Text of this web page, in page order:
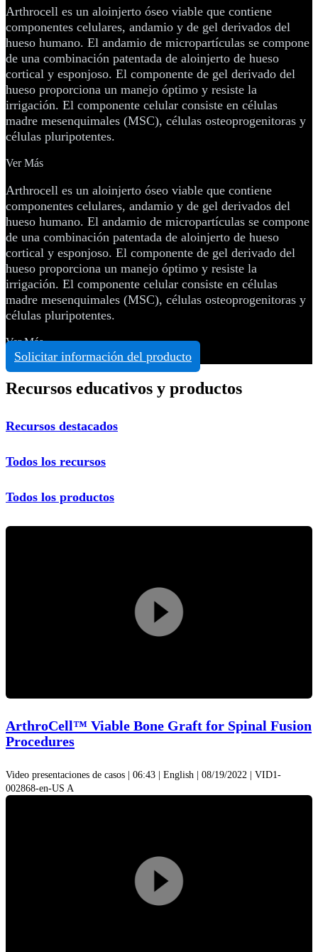
Arthrocell es un aloinjerto óseo viable que contiene
componentes celulares, andamio y de gel derivados del
hueso humano. El andamio de micropartículas se compone
de una combinación patentada de aloinjerto de hueso
cortical y esponjoso. El componente de gel derivado del
hueso proporciona un manejo óptimo y resiste la
irrigación. El componente celular consiste en células
madre mesenquimales (MSC), células osteoprogenitoras y
células pluripotentes.
Ver Más
Arthrocell es un aloinjerto óseo viable que contiene
componentes celulares, andamio y de gel derivados del
hueso humano. El andamio de micropartículas se compone
de una combinación patentada de aloinjerto de hueso
cortical y esponjoso. El componente de gel derivado del
hueso proporciona un manejo óptimo y resiste la
irrigación. El componente celular consiste en células
madre mesenquimales (MSC), células osteoprogenitoras y
células pluripotentes.
Ver Más
Solicitar información del producto
Recursos educativos y productos
Recursos destacados
Todos los recursos
Todos los productos
Play
Video
ArthroCell™ Viable Bone Graft for Spinal Fusion
Procedures
Video presentaciones de casos | 06:43 | English | 08/19/2022 | VID1-
002868-en-US A
Play